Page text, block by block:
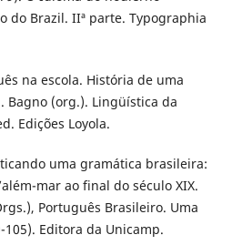
do Brazil. IIª parte. Typographia
na escola. História de uma
(org.). Lingüística da
Edições Loyola.
uma gramática brasileira:
mar ao final do século XIX.
Português Brasileiro. Uma
Editora da Unicamp.